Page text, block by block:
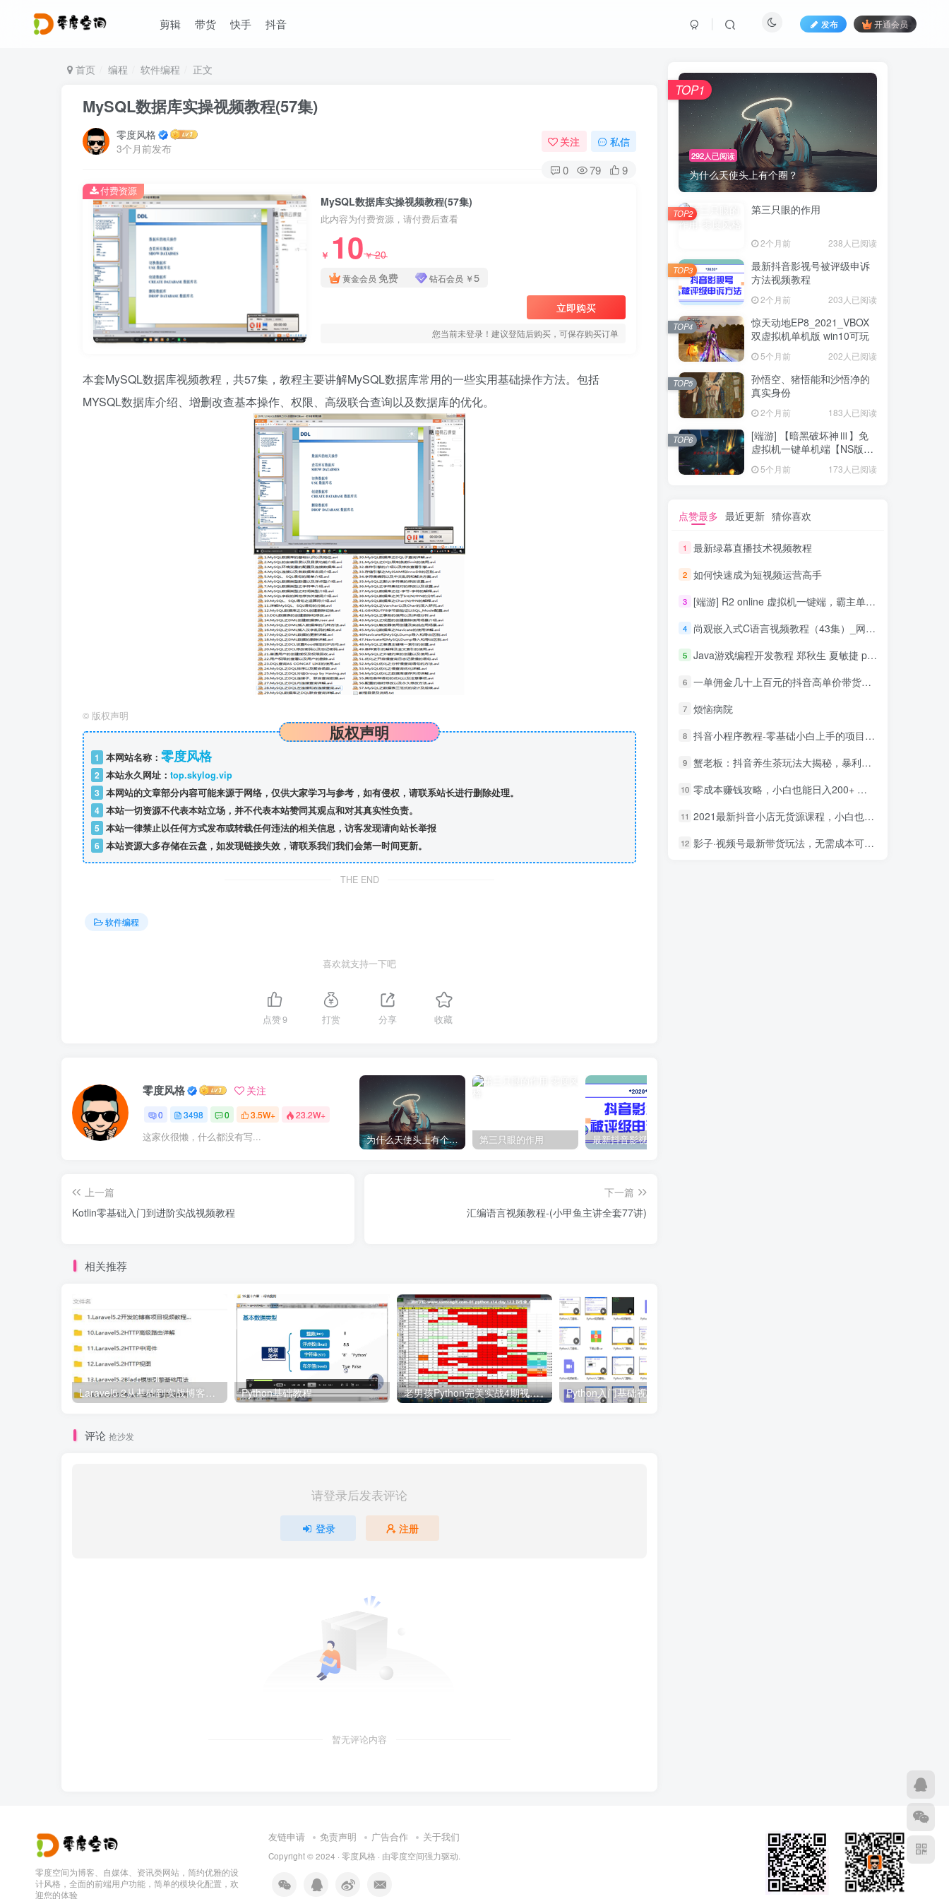
剪辑 带货 快手 抖音 发布 开通会员
首页 编程 软件编程 正文
MySQL数据库实操视频教程(57集)
零度风格
3个月前发布
关注 私信
0 79 9
MySQL数据库实操视频教程(57集)
此内容为付费资源，请付费后查看
￥ 10￥20
黄金会员 免费 钻石会员 ￥5
立即购买
您当前未登录！建议登陆后购买，可保存购买订单
付费资源
本套MySQL数据库视频教程，共57集，教程主要讲解MySQL数据库常用的一些实用基础操作方法。包括
MYSQL数据库介绍、增删改查基本操作、权限、高级联合查询以及数据库的优化。
© 版权声明
版权声明
1 本网站名称： 零度风格
2 本站永久网址： top.skylog.vip
3 本网站的文章部分内容可能来源于网络，仅供大家学习与参考，如有侵权，请联系站长进行删除处理。
4 本站一切资源不代表本站立场，并不代表本站赞同其观点和对其真实性负责。
5 本站一律禁止以任何方式发布或转载任何违法的相关信息，访客发现请向站长举报
6 本站资源大多存储在云盘，如发现链接失效，请联系我们我们会第一时间更新。
THE END
软件编程
喜欢就支持一下吧
点赞9 打赏 分享 收藏
零度风格 关注
0 3498 0 3.5W+ 23.2W+
这家伙很懒，什么都没有写... 为什么天使头上有个圈？ 第三只眼的作用
上一篇
Kotlin零基础入门到进阶实战视频教程
下一篇
汇编语言视频教程-(小甲鱼主讲全套77讲)
相关推荐
Laravel5.2从基础到实战博客项目开发 Python基础教程 老男孩Python完美实战4期视频教程 28周Python视频教程 Python入门基础视频教程
评论 抢沙发
请登录后发表评论
登录 注册
暂无评论内容
292人已阅读
为什么天使头上有个圈？
TOP1
第三只眼的作用
2个月前 238人已阅读
TOP2
最新抖音影视号被评级申诉
方法视频教程
2个月前 203人已阅读
TOP3
惊天动地EP8_2021_VBOX
双虚拟机单机版 win10可玩
5个月前 202人已阅读
TOP4
孙悟空、猪悟能和沙悟净的
真实身份
2个月前 183人已阅读
TOP5
[端游] 【暗黑破坏神Ⅲ】免
虚拟机一键单机端【NS版
5个月前 173人已阅读
TOP6
点赞最多 最近更新 猜你喜欢
1 最新绿幕直播技术视频教程
2 如何快速成为短视频运营高手
3 [端游] R2 online 虚拟机一键端，霸主单机版
4 尚观嵌入式C语言视频教程（43集）_网络营销教程
5 Java游戏编程开发教程 郑秋生 夏敏捷 pdf_游戏开发教程
6 一单佣金几十上百元的抖音高单价带货项目，核心套路月入几十万（共3节）
7 烦恼病院
8 抖音小程序教程-零基础小白上手的项目，当天做当天赚钱
9 蟹老板：抖音养生茶玩法大揭秘，暴利躺赚项目
10 零成本赚钱攻略，小白也能日入200+ 抖音项目大合集
11 2021最新抖音小店无货源课程，小白也能学会做抖店，轻松月入过万
12 影子·视频号最新带货玩法，无需成本可直接操作
零度空间为博客、自媒体、资讯类网站，简约优雅的设
计风格，全面的前端用户功能，简单的模块化配置，欢
迎您的体验
友链申请 免责声明 广告合作 关于我们
Copyright © 2024 · 零度风格 · 由零度空间强力驱动.